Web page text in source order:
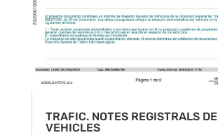
TRAFIC. NOTES REGISTRALS DE
VEHICLES